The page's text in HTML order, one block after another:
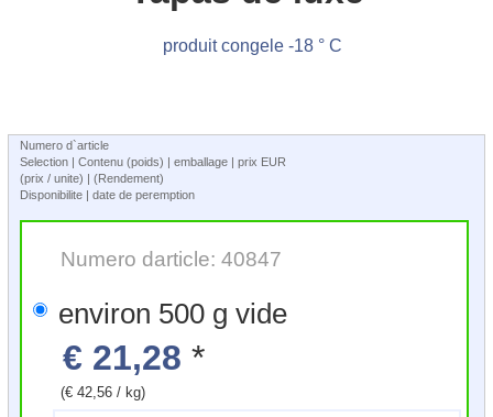
produit congele -18 ° C
Numero d`article
Selection | Contenu (poids) | emballage | prix EUR
(prix / unite) | (Rendement)
Disponibilite | date de peremption
Numero darticle: 40847
environ 500 g vide
€ 21,28 *
(€ 42,56 / kg)